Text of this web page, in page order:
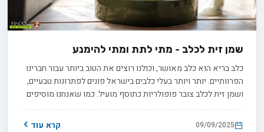
שמן זית לכלב - מתי לתת ומתי להימנע
כלב בריא הוא כלב מאושר, וכולנו רוצים את הטוב ביותר עבור חברינו
הפרוותיים. יותר ויותר בעלי כלבים בישראל פונים לפתרונות טבעיים,
ושמן זית לכלב צובר פופולריות כתוסף מועיל. כמו שאנחנו מוסיפים
אותו לסלט, כך גם לכלבים הוא יכול להועיל - במינונים נכונים ובטוחים.
09/09/2025 קרא עוד